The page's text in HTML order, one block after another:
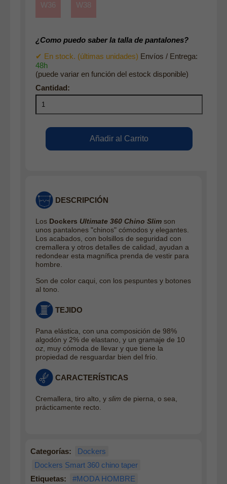
W36 W38
¿Como puedo saber la talla de pantalones?
✔ En stock. (últimas unidades) Envíos / Entrega:
48h
(puede variar en función del estock disponible)
DESCRIPCIÓN
Los Dockers Ultimate 360 Chino Slim son
unos pantalones "chinos" cómodos y elegantes.
Los acabados, con bolsillos de seguridad con
cremallera y otros detalles de calidad, ayudan a
redondear esta magnífica prenda de vestir para
hombre.
Son de color caqui, con los pespuntes y botones
al tono.
TEJIDO
Pana elástica, con una composición de 98%
algodón y 2% de elastano, y un gramaje de 10
oz , muy cómoda de llevar y que tiene la
propiedad de resguardar bien del frío.
CARACTERÍSTICAS
Cremallera, tiro alto, y slim de pierna, o sea,
prácticamente recto.
Categorías:
Dockers
Dockers Smart 360 chino taper
Etiquetas:
#MODA HOMBRE